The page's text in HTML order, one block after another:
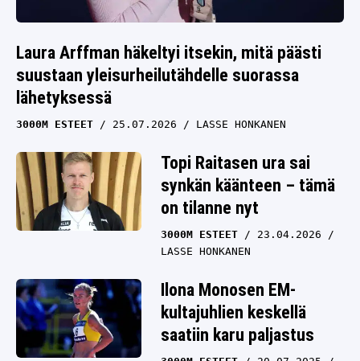
Laura Arffman häkeltyi itsekin, mitä päästi
suustaan yleisurheilutähdelle suorassa
lähetyksessä
3000M ESTEET 25.07.2026 LASSE HONKANEN
Topi Raitasen ura sai
synkän käänteen – tämä
on tilanne nyt
3000M ESTEET
23.04.2026
LASSE HONKANEN
Ilona Monosen EM-
kultajuhlien keskellä
saatiin karu paljastus